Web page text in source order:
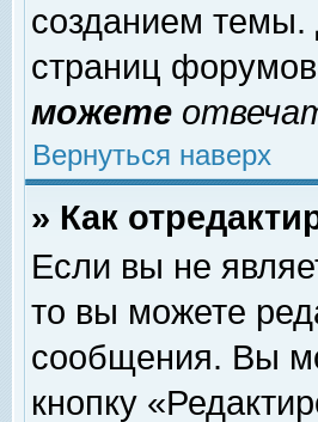
созданием темы.
страниц
можете
Вернуться наверх
» Как
Если вы не
то вы можете
сообщения. Вы
кнопку